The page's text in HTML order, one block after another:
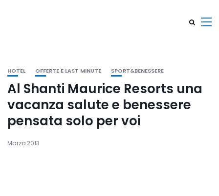
HOTEL OFFERTE E LAST MINUTE SPORT&BENESSERE
Al Shanti Maurice Resorts una
vacanza salute e benessere
pensata solo per voi
Marzo 2013